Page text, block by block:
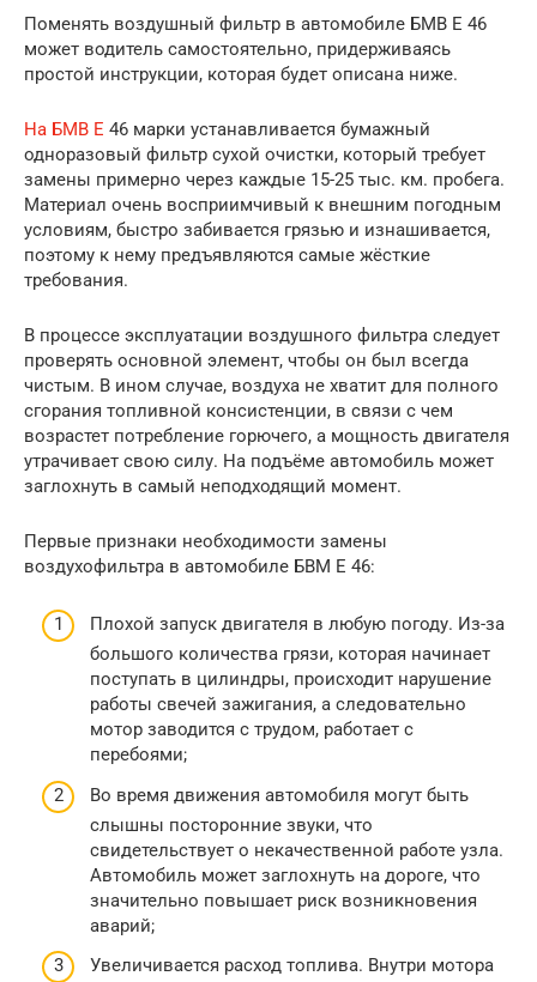
Поменять воздушный фильтр в автомобиле БМВ Е 46
может водитель самостоятельно, придерживаясь
простой инструкции, которая будет описана ниже.
На БМВ Е 46 марки устанавливается бумажный
одноразовый фильтр сухой очистки, который требует
замены примерно через каждые 15-25 тыс. км. пробега.
Материал очень восприимчивый к внешним погодным
условиям, быстро забивается грязью и изнашивается,
поэтому к нему предъявляются самые жёсткие
требования.
В процессе эксплуатации воздушного фильтра следует
проверять основной элемент, чтобы он был всегда
чистым. В ином случае, воздуха не хватит для полного
сгорания топливной консистенции, в связи с чем
возрастет потребление горючего, а мощность двигателя
утрачивает свою силу. На подъёме автомобиль может
заглохнуть в самый неподходящий момент.
Первые признаки необходимости замены
воздухофильтра в автомобиле БВМ Е 46:
Плохой запуск двигателя в любую погоду. Из-за
большого количества грязи, которая начинает
поступать в цилиндры, происходит нарушение
работы свечей зажигания, а следовательно
мотор заводится с трудом, работает с
перебоями;
Во время движения автомобиля могут быть
слышны посторонние звуки, что
свидетельствует о некачественной работе узла.
Автомобиль может заглохнуть на дороге, что
значительно повышает риск возникновения
аварий;
Увеличивается расход топлива. Внутри мотора